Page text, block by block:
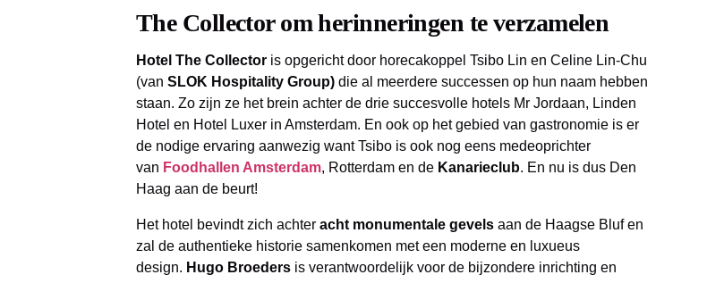
The Collector om herinneringen te verzamelen
Hotel The Collector is opgericht door horecakoppel Tsibo Lin en Celine Lin-Chu
(van SLOK Hospitality Group) die al meerdere successen op hun naam hebben
staan. Zo zijn ze het brein achter de drie succesvolle hotels Mr Jordaan, Linden
Hotel en Hotel Luxer in Amsterdam. En ook op het gebied van gastronomie is er
de nodige ervaring aanwezig want Tsibo is ook nog eens medeoprichter
van Foodhallen Amsterdam, Rotterdam en de Kanarieclub. En nu is dus Den
Haag aan de beurt!
Het hotel bevindt zich achter acht monumentale gevels aan de Haagse Bluf en
zal de authentieke historie samenkomen met een moderne en luxueus
design. Hugo Broeders is verantwoordelijk voor de bijzondere inrichting en